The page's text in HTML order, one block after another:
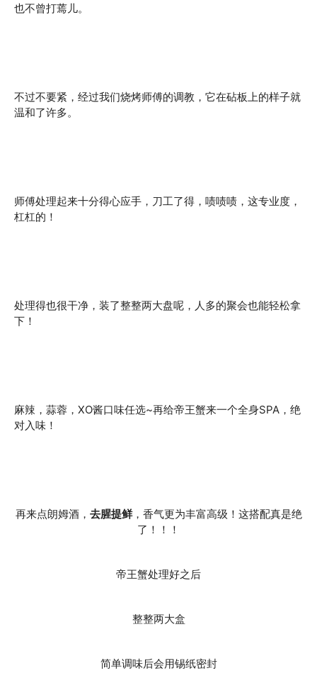
也不曾打蔫儿。
不过不要紧，经过我们烧烤师傅的调教，它在砧板上的样子就
温和了许多。
师傅处理起来十分得心应手，刀工了得，啧啧啧，这专业度，
杠杠的！
处理得也很干净，装了整整两大盘呢，人多的聚会也能轻松拿
下！
麻辣，蒜蓉，XO酱口味任选~再给帝王蟹来一个全身SPA，绝
对入味！
再来点朗姆酒， 去腥提鲜，香气更为丰富高级！这搭配真是绝
了！！！
帝王蟹处理好之后
整整两大盒
简单调味后会用锡纸密封